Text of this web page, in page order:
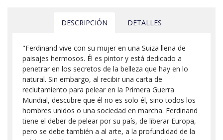
DESCRIPCIÓN DETALLES
"Ferdinand vive con su mujer en una Suiza llena de
paisajes hermosos. Él es pintor y está dedicado a
penetrar en los secretos de la belleza que hay en lo
natural. Sin embargo, al recibir una carta de
reclutamiento para pelear en la Primera Guerra
Mundial, descubre que él no es solo él, sino todos los
hombres unidos o una sociedad en marcha. Ferdinand
tiene el deber de pelear por su país, de liberar Europa,
pero se debe también a al arte, a la profundidad de la